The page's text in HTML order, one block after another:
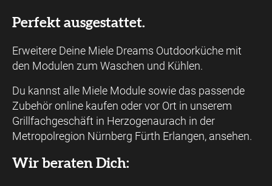
Perfekt ausgestattet.
Erweitere Deine Miele Dreams Outdoorküche mit
den Modulen zum Waschen und Kühlen.
Du kannst alle Miele Module sowie das passende
Zubehör online kaufen oder vor Ort in unserem
Grillfachgeschäft in Herzogenaurach in der
Metropolregion Nürnberg Fürth Erlangen, ansehen.
Wir beraten Dich: